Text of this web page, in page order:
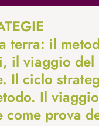
terra: il
il viaggio del
Il ciclo
Il
come prova